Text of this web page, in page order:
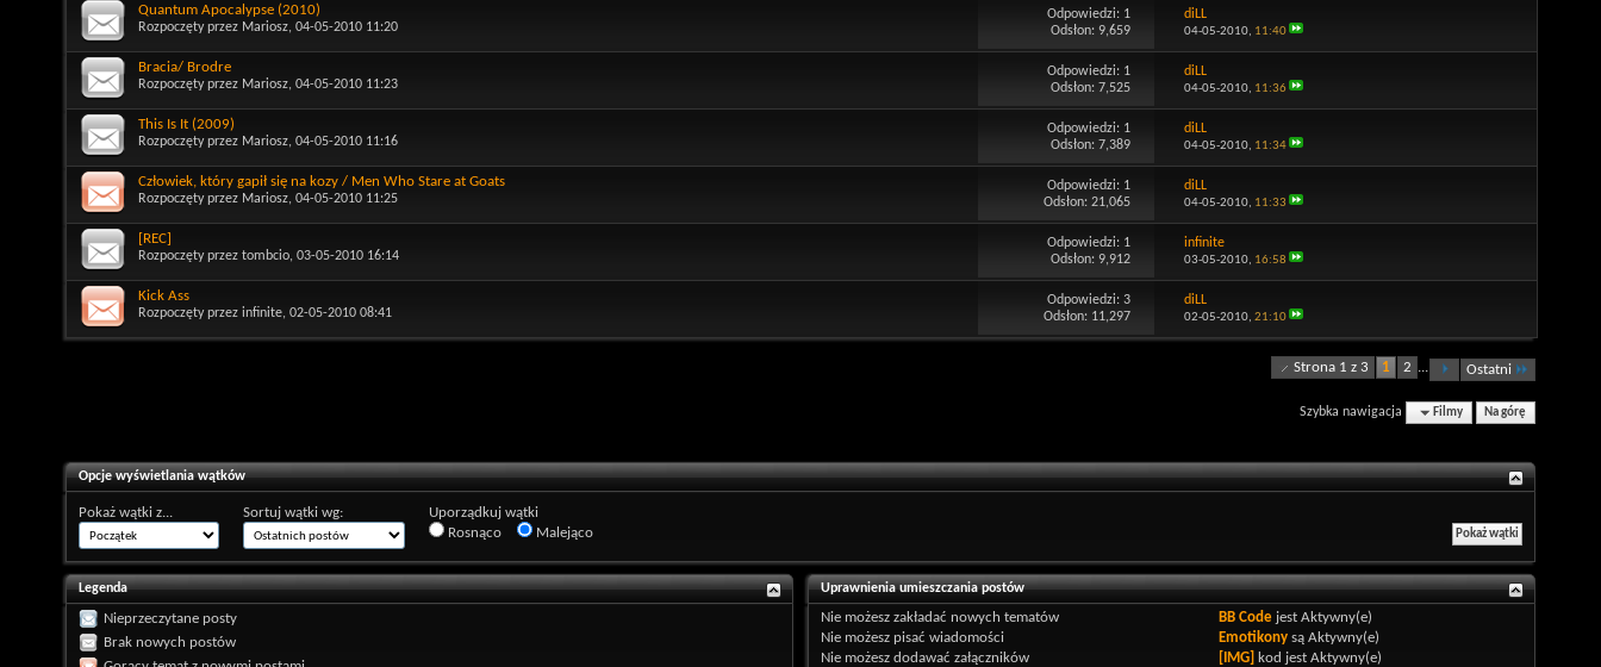
Quantum Apocalypse (2010)
Rozpoczęty przez Mariosz, 04-05-2010 11:20
Odpowiedzi: 1
Odsłon: 9,659
diLL
04-05-2010, 11:40
Bracia/ Brodre
Rozpoczęty przez Mariosz, 04-05-2010 11:23
Odpowiedzi: 1
Odsłon: 7,525
diLL
04-05-2010, 11:36
This Is It (2009)
Rozpoczęty przez Mariosz, 04-05-2010 11:16
Odpowiedzi: 1
Odsłon: 7,389
diLL
04-05-2010, 11:34
Człowiek, który gapił się na kozy / Men Who Stare at Goats
Rozpoczęty przez Mariosz, 04-05-2010 11:25
Odpowiedzi: 1
Odsłon: 21,065
diLL
04-05-2010, 11:33
[REC]
Rozpoczęty przez tombcio, 03-05-2010 16:14
Odpowiedzi: 1
Odsłon: 9,912
infinite
03-05-2010, 16:58
Kick Ass
Rozpoczęty przez infinite, 02-05-2010 08:41
Odpowiedzi:3
Odsłon: 11,297
diLL
02-05-2010, 21:10
Strona 1 z 3 1 2 ... Ostatni
Szybka nawigacja Filmy Na górę
Opcje wyświetlania wątków
Pokaż wątki z... Sortuj wątki wg:
Uporządkuj wątki
Rosnąco
Malejąco
Legenda
Nieprzeczytane posty
Brak nowych postów
Uprawnienia umieszczania postów
Nie możesz zakładać nowych tematów
Nie możesz pisać wiadomości
Nie możesz dodawać załączników
BB Code jestAktywny(e)
Emotikony sąAktywny(e)
[IMG] kod jestAktywny(e)